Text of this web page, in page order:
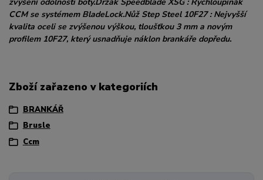
CCM se systémem BladeLock.Nůž Step Steel 10F27 : Nejvyšší
kvalita oceli se zvýšenou výškou, tloušťkou 3 mm a novým
profilem 10F27, který usnadňuje náklon brankáře dopředu.
Zboží zařazeno v kategoriích
BRANKÁŘ
Brusle
Ccm